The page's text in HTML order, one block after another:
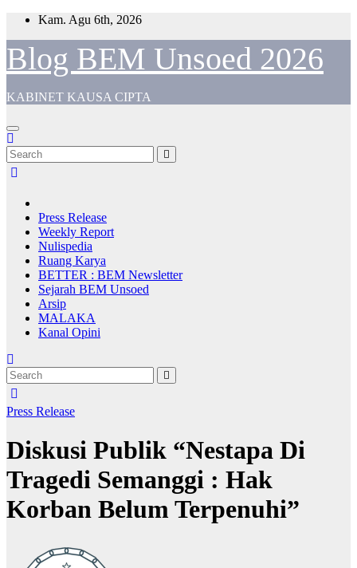
Skip
content
Kam. Agu 6th, 2026
Blog BEM Unsoed 2026
KABINET KAUSA CIPTA
Press Release
Weekly Report
Nulispedia
Ruang Karya
BETTER : BEM Newsletter
Sejarah BEM Unsoed
Arsip
MALAKA
Kanal Opini
Press Release
Diskusi Publik “Nestapa Di
Tragedi Semanggi : Hak
Korban Belum Terpenuhi”